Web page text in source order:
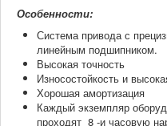
Особенности:
Система привода с
линейным подшипником.
Высокая точность
Износостойкость и
Хорошая амортизация
Каждый экземпляр
проходят 8 -и часовую